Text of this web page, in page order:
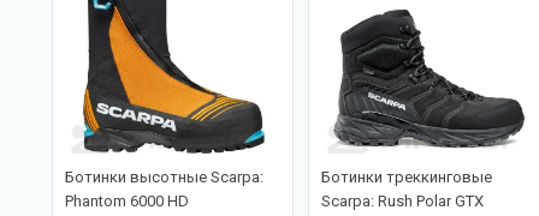
Ботинки высотные Scarpa:
Phantom 6000 HD
Ботинки треккинговые
Scarpa: Rush Polar GTX